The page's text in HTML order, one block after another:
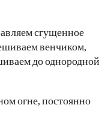
сгущенное
венчиком,
до однородной
огне, постоянно